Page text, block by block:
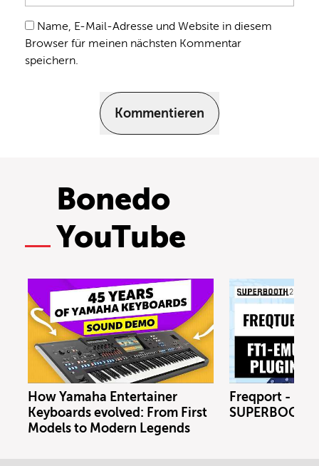
Name, E-Mail-Adresse und Website in diesem
Browser für meinen nächsten Kommentar
speichern.
Kommentieren
Bonedo
YouTube
How Yamaha Entertainer
Keyboards evolved: From First
Models to Modern Legends
Freqport -